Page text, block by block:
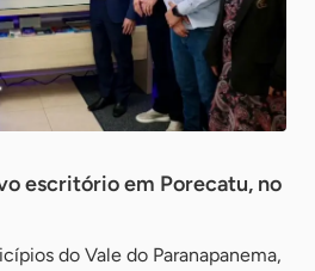
escritório em Porecatu, no
do Vale do Paranapanema,